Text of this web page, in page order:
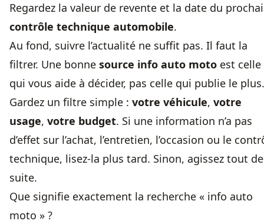
Regardez la valeur de revente et la date du
contrôle technique automobile.
Au fond, suivre l’actualité ne suffit pas. Il faut la
filtrer. Une bonne source info auto moto est celle
qui vous aide à décider, pas celle qui publie le plus.
Gardez un filtre simple : votre véhicule, votre
usage, votre budget. Si une information n’a pas
d’effet sur l’achat, l’entretien, l’occasion ou le
technique, lisez-la plus tard. Sinon, agissez tout de
suite.
Que signifie exactement la recherche « info auto
moto » ?